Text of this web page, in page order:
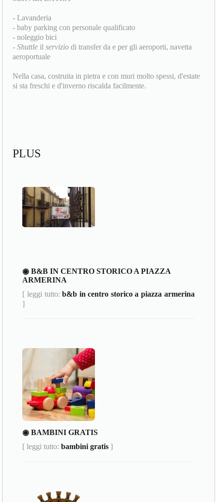
- Lavanderia
- baby parking con personale qualificato
- noleggio bici
-Shuttle ilservizio di transfer da e per gli aeroporti, navetta
aeroportuale
Nella casa, costruita in pietra e con muri molto spessi, d'estate
si sta freschi e d'inverno riscalda facilmente.
PLUS
◉ B&B IN CENTRO STORICO A PIAZZA
ARMERINA
[ leggi tutto:b&b in centro storico a piazza armerina
]
◉ BAMBINI GRATIS
[ leggi tutto:bambini gratis ]